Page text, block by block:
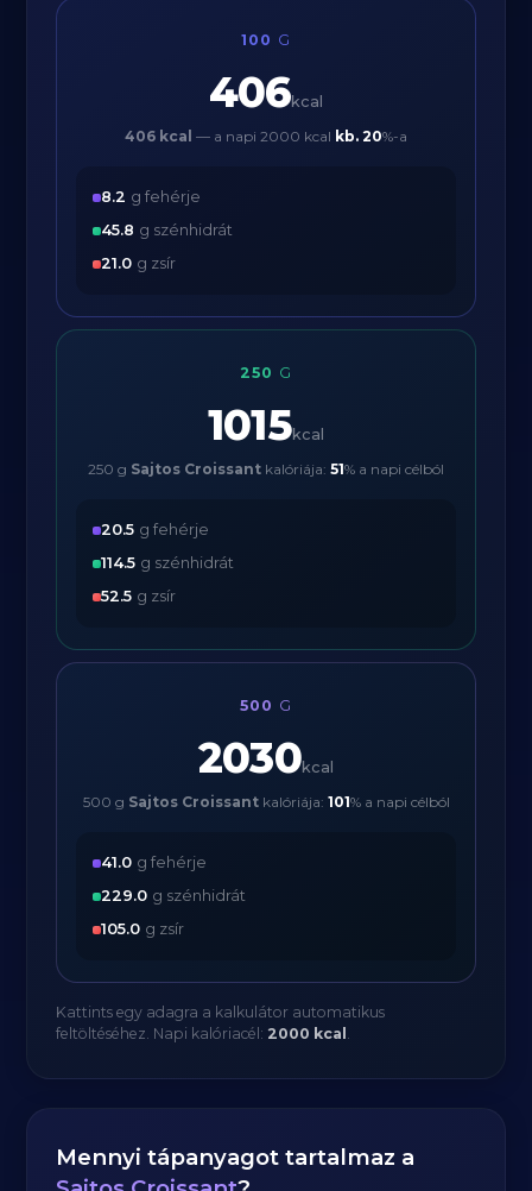
100 G
406kcal
406 kcal — a napi 2000 kcal kb. 20%-a
8.2 g fehérje
45.8 g szénhidrát
21.0 g zsír
250 G
1015kcal
250 g Sajtos Croissant kalóriája: 51% a napi célból
20.5 g fehérje
114.5 g szénhidrát
52.5 g zsír
500 G
2030kcal
500 g Sajtos Croissantkalóriája: 101% a napi célból
41.0 g fehérje
229.0 g szénhidrát
105.0 g zsír
Kattints egy adagra a kalkulátor automatikus
feltöltéséhez. Napi kalóriacél: 2000 kcal .
Mennyi tápanyagot tartalmaz a